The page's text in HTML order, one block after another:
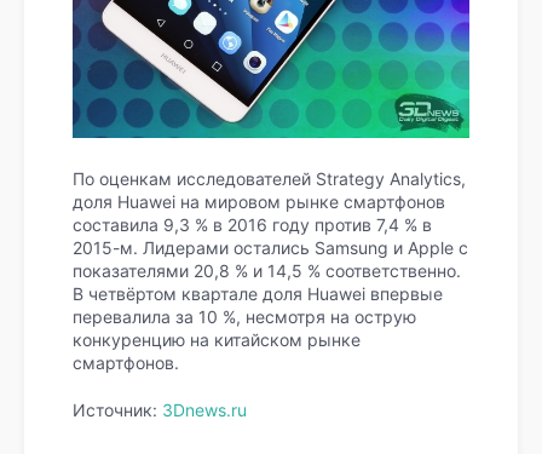
По оценкам исследователей Strategy Analytics,
доля Huawei на мировом рынке смартфонов
составила 9,3 % в 2016 году против 7,4 % в
2015-м. Лидерами остались Samsung и Apple с
показателями 20,8 % и 14,5 % соответственно.
В четвёртом квартале доля Huawei впервые
перевалила за 10 %, несмотря на острую
конкуренцию на китайском рынке
смартфонов.
Источник: 3Dnews.ru